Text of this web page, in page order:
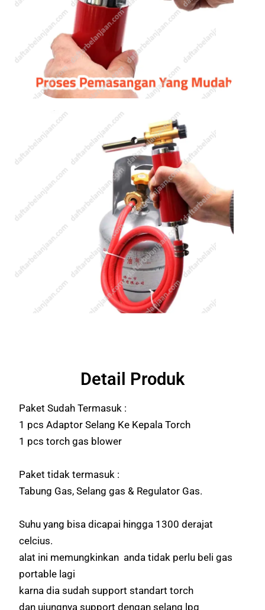
Detail Produk
Paket Sudah Termasuk :
1 pcs Adaptor Selang Ke Kepala Torch
1 pcs torch gas blower
Paket tidak termasuk :
Tabung Gas, Selang gas & Regulator Gas.
Suhu yang bisa dicapai hingga 1300 derajat
celcius.
alat ini memungkinkan anda tidak perlu beli gas
portable lagi
karna dia sudah support standart torch
dan ujungnya support dengan selang lpg